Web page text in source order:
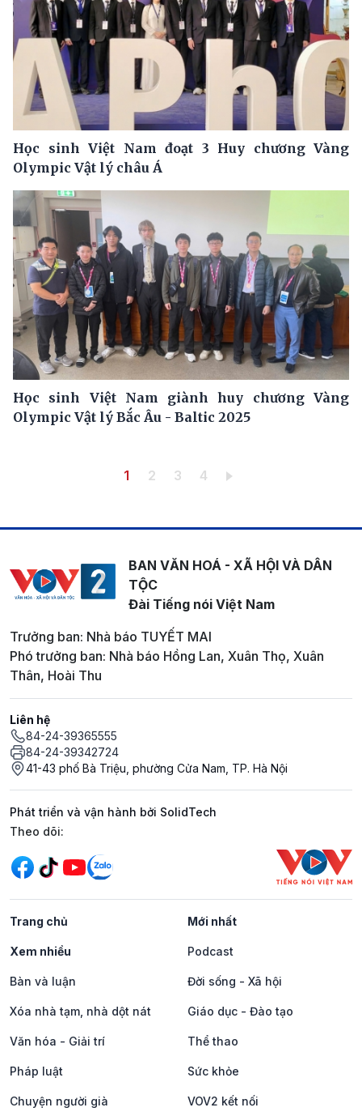
Học sinh Việt Nam đoạt 3 Huy chương Vàng
Olympic Vật lý châu Á
Học sinh Việt Nam giành huy chương Vàng
Olympic Vật lý Bắc Âu - Baltic 2025
Trang hiện thời
1 Trang
2 Trang
3 Trang
4
BAN VĂN HOÁ - XÃ HỘI VÀ DÂN
TỘC
Đài Tiếng nói Việt Nam
Trưởng ban: Nhà báo TUYẾT MAI
Phó trưởng ban: Nhà báo Hồng Lan, Xuân Thọ, Xuân
Thân, Hoài Thu
Liên hệ
84-24-39365555
84-24-39342724
41-43 phố Bà Triệu, phường Cửa Nam, TP. Hà Nội
Phát triển và vận hành bởi SolidTech
Mạng xã hội
Theo dõi:
Trang chủ Mới nhất
Xem nhiều Podcast
Bàn và luận Đời sống - Xã hội
Xóa nhà tạm, nhà dột nát Giáo dục - Đào tạo
Văn hóa - Giải trí Thể thao
Pháp luật Sức khỏe
Chuyện người già VOV2 kết nối